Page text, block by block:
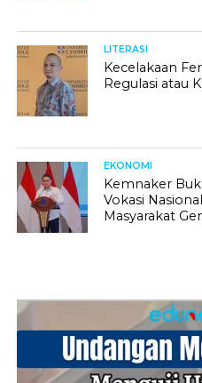
LITERASI
Kecelakaan
Regulasi atau
EKONOMI
Kemnaker
Vokasi
Masyarakat